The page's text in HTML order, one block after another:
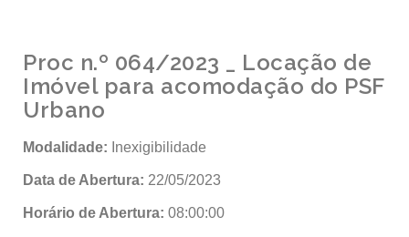
Proc n.º 064/2023 _ Locação de
Imóvel para acomodação do PSF
Urbano
Modalidade: Inexigibilidade
Data de Abertura: 22/05/2023
Horário de Abertura: 08:00:00